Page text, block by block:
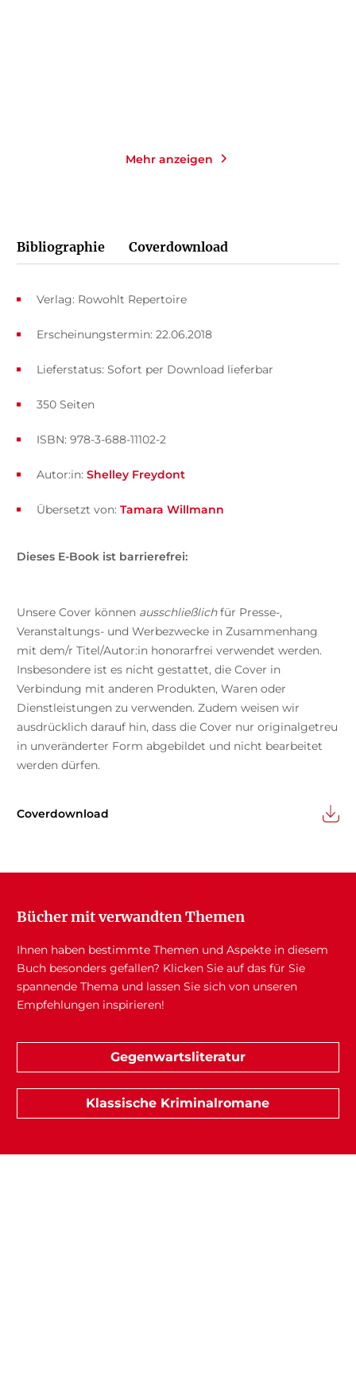
Mehr anzeigen
Bibliographie Coverdownload
Verlag: Rowohlt Repertoire
Übersetzt von: Tamara Willmann
Erscheinungstermin: 22.06.2018
Lieferstatus: Sofort per Download lieferbar
ISBN: 978-3-688-11102-2
350 Seiten
Autor:in: Shelley Freydont
Dieses E-Book ist barrierefrei:
Unsere Cover können ausschließlichfür Presse-,
Veranstaltungs- und Werbezwecke in Zusammenhang
mit dem/r Titel/Autor:in honorarfrei verwendet werden.
Insbesondere ist es nicht gestattet, die Cover in
Verbindung mit anderen Produkten, Waren oder
Dienstleistungen zu verwenden. Zudem weisen wir
ausdrücklich darauf hin, dass die Cover nur originalgetreu
in unveränderter Form abgebildet und nicht bearbeitet
werden dürfen.
Coverdownload
Bücher mit verwandten Themen
Ihnen haben bestimmte Themen und Aspekte in diesem
Buch besonders gefallen? Klicken Sie auf das für Sie
spannende Thema und lassen Sie sich von unseren
Empfehlungen inspirieren!
Gegenwartsliteratur
Klassische Kriminalromane